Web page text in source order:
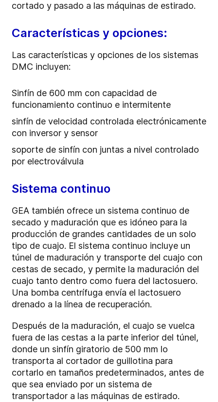
cortado y pasado a las máquinas de estirado.
Características y opciones:
Las características y opciones de los sistemas
DMC incluyen:
Sinfín de 600 mm con capacidad de
funcionamiento continuo e intermitente
sinfín de velocidad controlada electrónicamente
con inversor y sensor
soporte de sinfín con juntas a nivel controlado
por electroválvula
Sistema continuo
GEA también ofrece un sistema continuo de
secado y maduración que es idóneo para la
producción de grandes cantidades de un solo
tipo de cuajo. El sistema continuo incluye un
túnel de maduración y transporte del cuajo con
cestas de secado, y permite la maduración del
cuajo tanto dentro como fuera del lactosuero.
Una bomba centrífuga envía el lactosuero
drenado a la línea de recuperación.
Después de la maduración, el cuajo se vuelca
fuera de las cestas a la parte inferior del túnel,
donde un sinfín giratorio de 500 mm lo
transporta al cortador de guillotina para
cortarlo en tamaños predeterminados, antes de
que sea enviado por un sistema de
transportador a las máquinas de estirado.